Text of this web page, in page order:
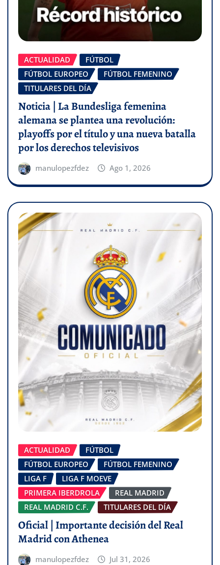
ACTUALIDAD
FÚTBOL
FÚTBOL EUROPEO
FÚTBOL FEMENINO
TITULARES DEL DÍA
Noticia | La Bundesliga femenina
alemana se plantea una revolución:
playoffs por el título y una nueva batalla
por los derechos televisivos
manulopezfdez Ago 1, 2026
ACTUALIDAD
FÚTBOL
FÚTBOL EUROPEO
FÚTBOL FEMENINO
LIGA F
LIGA F MOEVE
PRIMERA IBERDROLA
REAL MADRID
REAL MADRID C.F.
TITULARES DEL DÍA
Oficial | Importante decisión del Real
Madrid con Athenea
manulopezfdez Jul 31, 2026